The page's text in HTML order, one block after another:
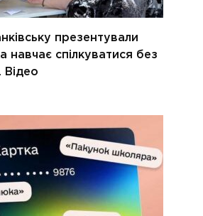
презентували
навчає спілкуватися без
Відео